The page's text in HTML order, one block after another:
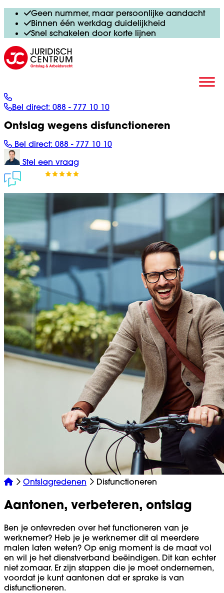
Geen nummer, maar persoonlijke aandacht
Binnen één werkdag duidelijkheid
Snel schakelen door korte lijnen
Bel direct: 088 - 777 10 10
Ontslag wegens disfunctioneren
Bel direct: 088 - 777 10 10
Stel een vraag
Ontslagredenen Disfunctioneren
Aantonen, verbeteren, ontslag
Ben je ontevreden over het functioneren van je
werknemer? Heb je je werknemer dit al meerdere
malen laten weten? Op enig moment is de maat vol
en wil je het dienstverband beëindigen. Dit kan echter
niet zomaar. Er zijn stappen die je moet ondernemen,
voordat je kunt aantonen dat er sprake is van
disfunctioneren.